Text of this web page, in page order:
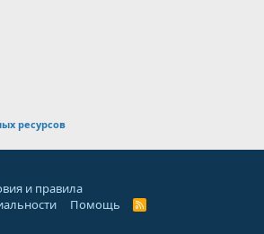
ресурсов
и правила
Помощь
R